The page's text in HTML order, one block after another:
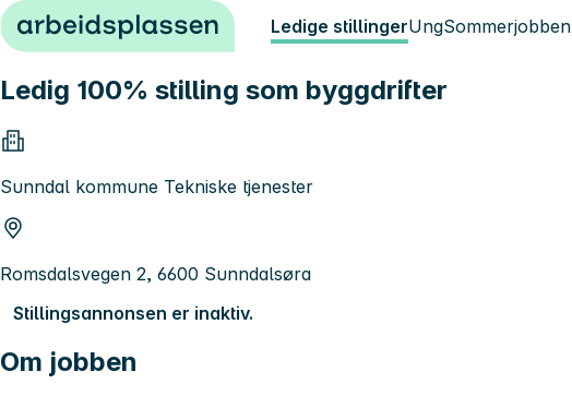
Hopp til innhold Ledige stillingerUngSommerjobben
Ledig 100% stilling som byggdrifter
Sunndal kommune Tekniske tjenester
Romsdalsvegen 2, 6600 Sunndalsøra
Stillingsannonsen er inaktiv.
Om jobben